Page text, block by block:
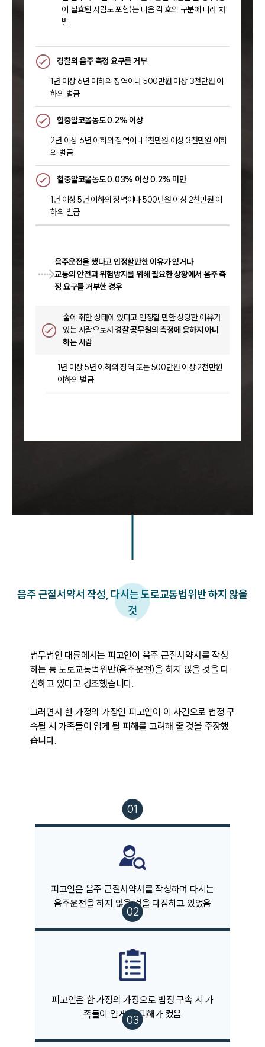
팀소개
팀소개
대륜의 강점
오시는 길
글로벌 파트너 로펌
고객의 소리
AI대륜
주요 업무사례
사례분석/최신동향
법률정보
이 실효된 사람도 포함)는 다음 각 호의 구분에 따라 처
벌
경찰의 음주 측정 요구를 거부
1년 이상 6년 이하의 징역이나 500만원 이상 3천만원 이
하의 벌금
혈중알코올농도 0.2% 이상
2년 이상 6년 이하의 징역이나 1천만원 이상 3천만원 이하
의 벌금
혈중알코올농도 0.03% 이상 0.2% 미만
1년 이상 5년 이하의 징역이나 500만원 이상 2천만원 이
하의 벌금
음주운전을 했다고 인정할만한 이유가 있거나
교통의 안전과 위험방지를 위해 필요한 상황에서 음주 측
정 요구를 거부한 경우
술에 취한 상태에 있다고 인정할 만한 상당한 이유가
있는 사람으로서경찰 공무원의 측정에 응하지 아니
하는 사람
1년 이상 5년 이하의 징역 또는 500만원 이상 2천만원
이하의 벌금
음주 근절서약서 작성, 다시는 도로교통법위반 하지 않을
것
법무법인 대륜에서는 피고인이 음주 근절서약서를 작성
하는 등 도로교통법위반(음주운전)을 하지 않을 것을 다
짐하고 있다고 강조했습니다.
그러면서 한 가정의 가장인 피고인이 이 사건으로 법정 구
속될 시 가족들이 입게 될 피해를 고려해 줄 것을 주장했
습니다.
피고인은 음주 근절서약서를 작성하며 다시는
음주운전을 하지 않을 것을 다짐하고 있었음
피고인은 한 가정의 가장으로 법정 구속 시 가
족들이 입게 될 피해가 컸음